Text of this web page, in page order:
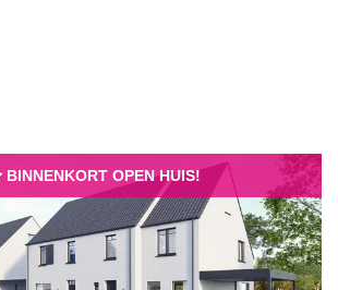
BINNENKORT OPEN HUIS!